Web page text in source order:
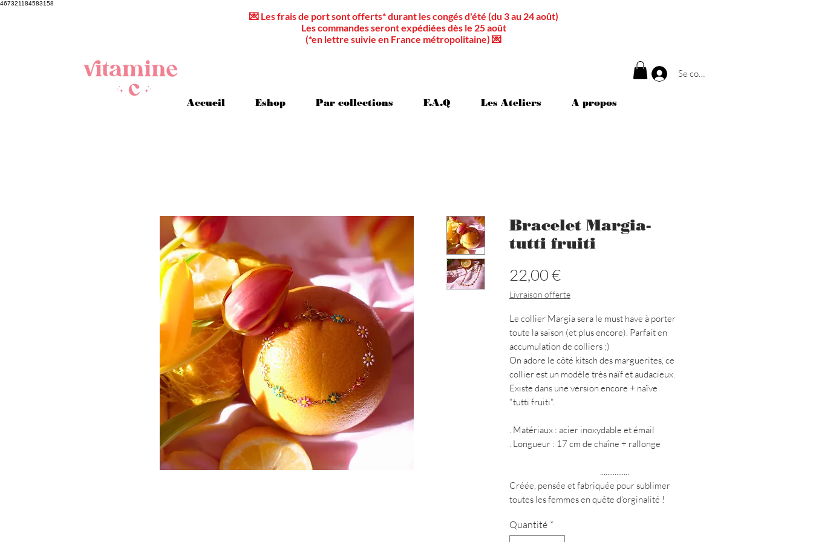
467321184583158
💌 Les frais de port sont offerts* durant les congés d'été (du 3 au 24 août)
Les commandes seront expédiées dès le 25 août
(*en lettre suivie en France métropolitaine) 💌
Accueil Eshop Par collections F.A.Q Les Ateliers A propos
Se connecter
Bracelet Margia-
tutti fruiti
22,00 €Prix
Livraison offerte
Le collier Margia sera le must have à porter
toute la saison (et plus encore). Parfait en
accumulation de colliers ;)
On adore le côté kitsch des marguerites, ce
collier est un modèle très naïf et audacieux.
Existe dans une version encore + naïve
"tutti fruiti".
. Matériaux : acier inoxydable et émail
. Longueur : 17 cm de chaîne + rallonge
................
Créée, pensée et fabriquée pour sublimer
toutes les femmes en quête d'orginalité !
Toutes les pièces sont réalisées à la main et
Quantité *